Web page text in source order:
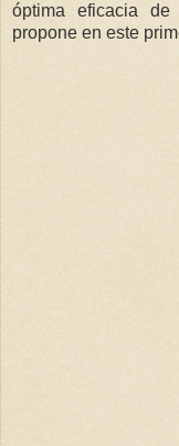
óptima eficacia
propone en este